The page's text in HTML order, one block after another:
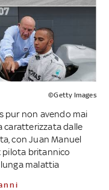
©Getty Images
pur non avendo mai
caratterizzata dalle
con Juan Manuel
pilota britannico
malattia